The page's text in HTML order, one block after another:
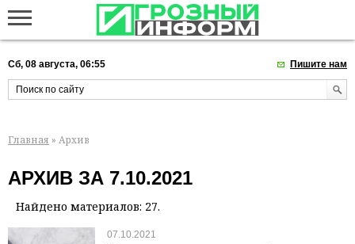
Сб, 08 августа, 06:55 Пишите нам
Главная » Архив
АРХИВ ЗА 7.10.2021
Найдено материалов: 27.
07.10.2021